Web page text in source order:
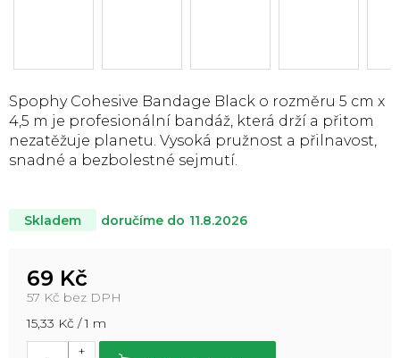
Skladem doručíme do 11.8.2026
69 Kč
57 Kč bez DPH
Měrná
cena:
15,33 Kč / 1 m
Spophy Cohesive Bandage Black o rozměru 5 cm x
4,5 m je profesionální bandáž, která drží a přitom
nezatěžuje planetu. Vysoká pružnost a přilnavost,
snadné a bezbolestné sejmutí.